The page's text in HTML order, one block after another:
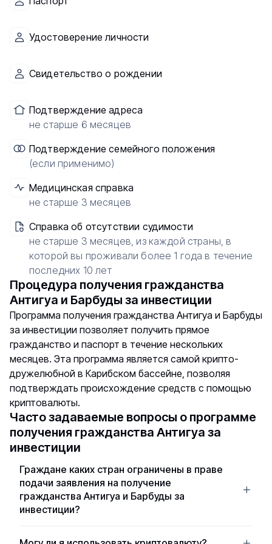
Удостоверение личности
Свидетельство о рождении
Подтверждение адреса
не старше 6 месяцев
Подтверждение семейного положения
(если применимо)
Медицинская справка
не старше 3 месяцев
Справка об отсутствии судимости
не старше 3 месяцев, из каждой страны, в
которой вы проживали более 1 года в течение
последних 10 лет
Процедура получения гражданства
Антигуа и Барбуды за инвестиции
Программа получения гражданства Антигуа и Барбуды
за инвестиции позволяет получить прямое
гражданство и паспорт в течение нескольких
месяцев. Эта программа является самой крипто-
дружелюбной в Карибском бассейне, позволяя
подтверждать происхождение средств с помощью
криптовалюты.
Часто задаваемые вопросы о программе
получения гражданства Антигуа за
инвестиции
Граждане каких стран ограничены в праве
подачи заявления на получение
гражданства Антигуа и Барбуды за
инвестиции?